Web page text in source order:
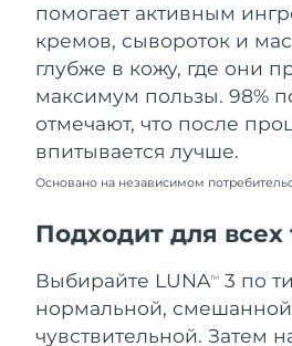
помогает активным
кремов, сывороток и
глубже в кожу, где они
максимум пользы. 98%
отмечают, что после
впитывается лучше.
Основано на независимом
Подходит для
Выбирайте LUNATM
3 по
нормальной,
чувствительной. Затем
Турция
ОАЭ
Великобритания
Соединенные
Штаты
Узбекистан